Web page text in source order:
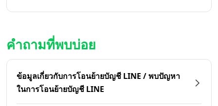
คำถามที่พบบ่อย
ข้อมูลเกี่ยวกับการโอนย้ายบัญชี LINE / พบปัญหา
ในการโอนย้ายบัญชี LINE